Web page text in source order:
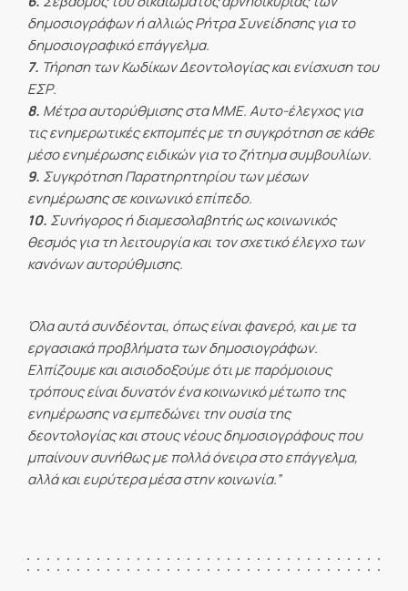
δημοσιογράφων ή αλλιώς Ρήτρα Συνείδησης για το
δημοσιογραφικό επάγγελμα.
7. Τήρηση των Κωδίκων Δεοντολογίας και ενίσχυση του
ΕΣΡ.
8. Μέτρα αυτορύθμισης στα ΜΜΕ. Αυτο-έλεγχος για
τις ενημερωτικές εκπομπές με τη συγκρότηση σε κάθε
μέσο ενημέρωσης ειδικών για το ζήτημα συμβουλίων.
9. Συγκρότηση Παρατηρητηρίου των μέσων
ενημέρωσης σε κοινωνικό επίπεδο.
10. Συνήγορος ή διαμεσολαβητής ως κοινωνικός
θεσμός για τη λειτουργία και τον σχετικό έλεγχο των
κανόνων αυτορύθμισης.
Όλα αυτά συνδέονται, όπως είναι φανερό, και με τα
εργασιακά προβλήματα των δημοσιογράφων.
Ελπίζουμε και αισιοδοξούμε ότι με παρόμοιους
τρόπους είναι δυνατόν ένα κοινωνικό μέτωπο της
ενημέρωσης να εμπεδώνει την ουσία της
δεοντολογίας και στους νέους δημοσιογράφους που
μπαίνουν συνήθως με πολλά όνειρα στο επάγγελμα,
αλλά και ευρύτερα μέσα στην κοινωνία.”